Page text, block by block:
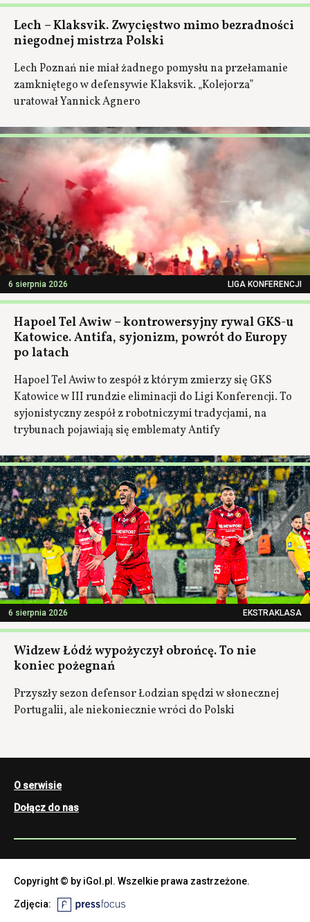
Lech – Klaksvik. Zwycięstwo mimo bezradności
niegodnej mistrza Polski
Lech Poznań nie miał żadnego pomysłu na przełamanie
zamkniętego w defensywie Klaksvik. „Kolejorza”
uratował Yannick Agnero
6 sierpnia 2026 LIGA KONFERENCJI
Hapoel Tel Awiw – kontrowersyjny rywal GKS-u
Katowice. Antifa, syjonizm, powrót do Europy
po latach
Hapoel Tel Awiw to zespół z którym zmierzy się GKS
Katowice w III rundzie eliminacji do Ligi Konferencji. To
syjonistyczny zespół z robotniczymi tradycjami, na
trybunach pojawiają się emblematy Antify
6 sierpnia 2026 EKSTRAKLASA
Widzew Łódź wypożyczył obrońcę. To nie
koniec pożegnań
Przyszły sezon defensor Łodzian spędzi w słonecznej
Portugalii, ale niekoniecznie wróci do Polski
O serwisie
Dołącz do nas
Copyright © by iGol.pl. Wszelkie prawa zastrzeżone.
Zdjęcia: